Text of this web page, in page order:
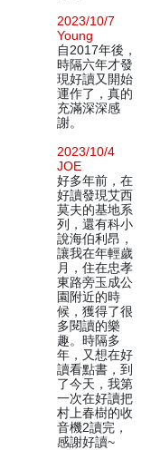
2023/10/7
Young
自2017年後，
時隔六年才發
現好讀又開始
運作了，真的
充滿深深感
謝。
2023/10/4
JOE
好多年前，在
好讀發現艾西
莫夫的基地系
列，還有科小
說海伯利昂，
讓我在年輕歲
月，住在忠孝
東路旁玉成公
園附近的時
候，獲得了很
多閱讀的樂
趣。時隔多
年，又想在好
讀看點書，到
了今天，我第
一次在好讀把
村上春樹的收
音機2讀完，
感謝好讀~